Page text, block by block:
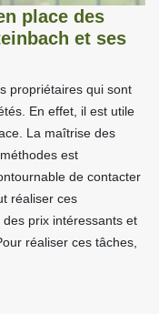
place des
et ses
propriétaires qui sont
En effet, il est utile
La maîtrise des
est
de contacter
réaliser ces
prix intéressants et
réaliser ces tâches,